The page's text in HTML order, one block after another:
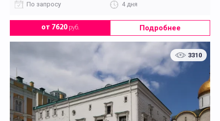
По запросу
4 дня
от 7620руб. Подробнее
3310